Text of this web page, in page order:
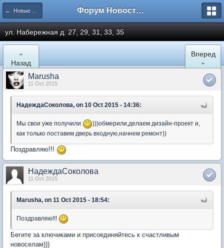
← Новые Водники Форум Новостройки
ул. Набережная д. 27, 29, 31, 33, 35
«
Назад
Вперед
»
Marusha
11 Oct 2015
НадеждаСоколова, on 10 Oct 2015 - 14:36:
Мы свои уже получили
)))обмерили,делаем дизайн-проект и,
как только поставим дверь входную,начнем ремонт))
Поздравляю!!!
НадеждаСоколова
11 Oct 2015
Marusha, on 11 Oct 2015 - 18:54:
Поздравляю!!!
Бегите за ключиками и присоединяйтесь к счастливым
новоселам)))